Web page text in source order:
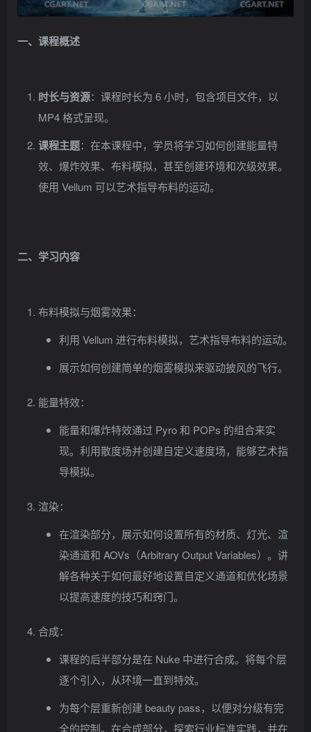
一、课程概述
时长与资源：课程时长为 6 小时，包含项目文件，以
MP4 格式呈现。
课程主题：在本课程中，学员将学习如何创建能量特
效、爆炸效果、布料模拟，甚至创建环境和次级效果。
使用 Vellum 可以艺术指导布料的运动。
二、学习内容
布料模拟与烟雾效果：
利用 Vellum 进行布料模拟，艺术指导布料的运动。
展示如何创建简单的烟雾模拟来驱动披风的飞行。
能量特效：
能量和爆炸特效通过 Pyro 和 POPs 的组合来实
现。利用散度场并创建自定义速度场，能够艺术指
导模拟。
渲染：
在渲染部分，展示如何设置所有的材质、灯光、渲
染通道和 AOVs（Arbitrary Output Variables）。讲
解各种关于如何最好地设置自定义通道和优化场景
以提高速度的技巧和窍门。
合成：
课程的后半部分是在 Nuke 中进行合成。将每个层
逐个引入，从环境一直到特效。
为每个层重新创建 beauty pass，以便对分级有完
全的控制。在合成部分，探索行业标准实践，并在